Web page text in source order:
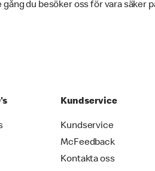
du besöker oss för vara säker
Kundservice
Kundservice
McFeedback
Kontakta oss